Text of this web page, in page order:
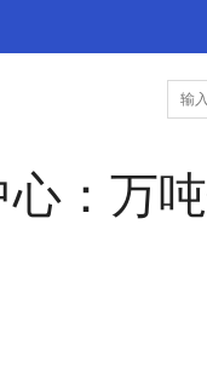
：万